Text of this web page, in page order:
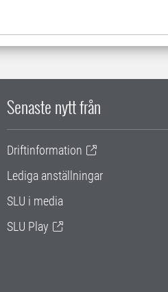
Senaste nytt från
Driftinformation
Lediga anställningar
SLU i media
SLU Play